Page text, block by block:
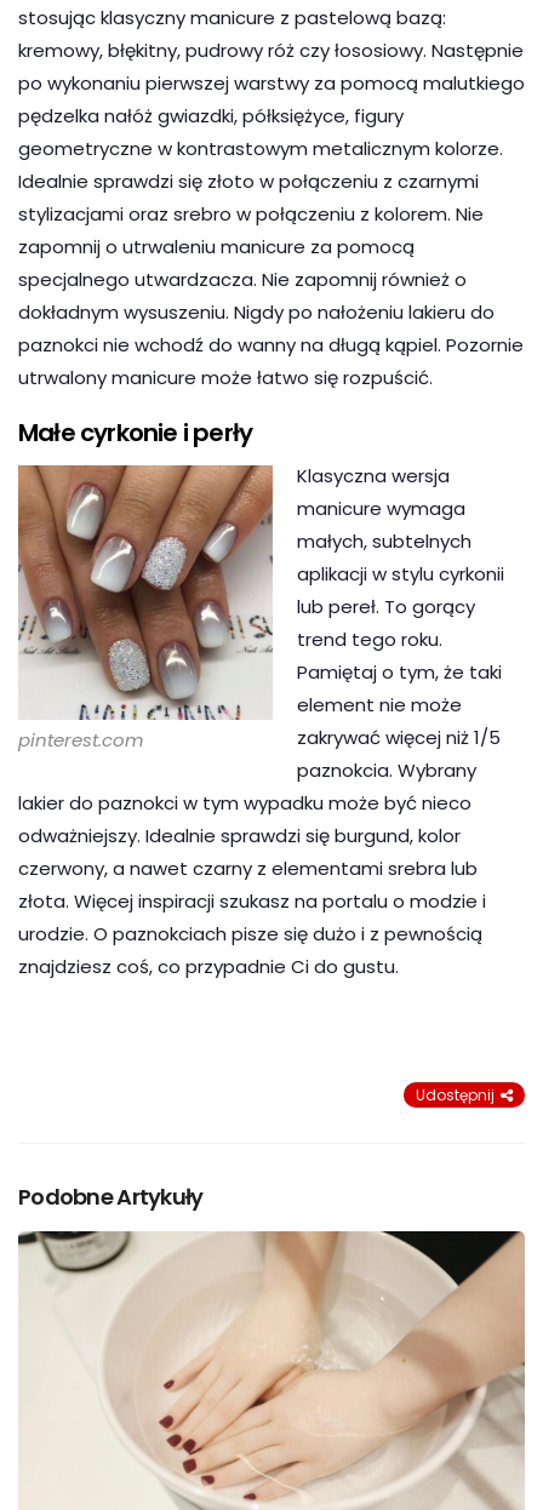
stosując klasyczny manicure z pastelową bazą:
kremowy, błękitny, pudrowy róż czy łososiowy. Następnie
po wykonaniu pierwszej warstwy za pomocą malutkiego
pędzelka nałóż gwiazdki, półksiężyce, figury
geometryczne w kontrastowym metalicznym kolorze.
Idealnie sprawdzi się złoto w połączeniu z czarnymi
stylizacjami oraz srebro w połączeniu z kolorem. Nie
zapomnij o utrwaleniu manicure za pomocą
specjalnego utwardzacza. Nie zapomnij również o
dokładnym wysuszeniu. Nigdy po nałożeniu lakieru do
paznokci nie wchodź do wanny na długą kąpiel. Pozornie
utrwalony manicure może łatwo się rozpuścić.
Małe cyrkonie i perły
pinterest.com
Klasyczna wersja
manicure wymaga
małych, subtelnych
aplikacji w stylu cyrkonii
lub pereł. To gorący
trend tego roku.
Pamiętaj o tym, że taki
element nie może
zakrywać więcej niż 1/5
paznokcia. Wybrany
lakier do paznokci w tym wypadku może być nieco
odważniejszy. Idealnie sprawdzi się burgund, kolor
czerwony, a nawet czarny z elementami srebra lub
złota. Więcej inspiracji szukasz na portalu o modzie i
urodzie. O paznokciach pisze się dużo i z pewnością
znajdziesz coś, co przypadnie Ci do gustu.
Udostępnij
Podobne Artykuły